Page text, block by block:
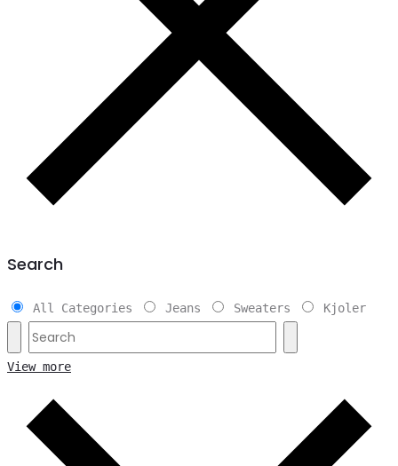
Search
All Categories Jeans Sweaters Kjoler
View more